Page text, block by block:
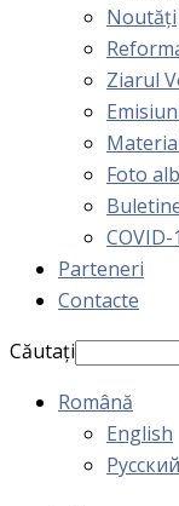
Noutăți
Ziarul
Foto
COVID-
Parteneri
Contacte
Căutați
Română
English
Русский